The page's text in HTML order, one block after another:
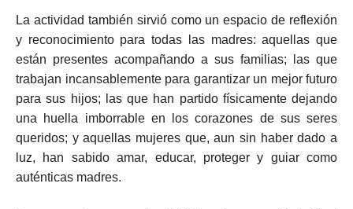
La actividad también sirvió como un espacio de reflexión
y reconocimiento para todas las madres: aquellas que
están presentes acompañando a sus familias; las que
trabajan incansablemente para garantizar un mejor futuro
para sus hijos; las que han partido físicamente dejando
una huella imborrable en los corazones de sus seres
queridos; y aquellas mujeres que, aun sin haber dado a
luz, han sabido amar, educar, proteger y guiar como
auténticas madres.